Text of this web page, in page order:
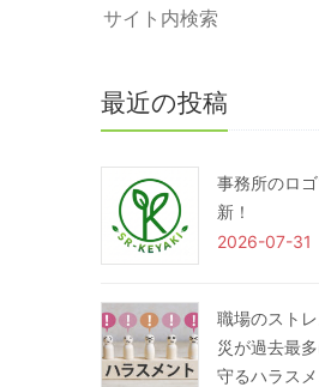
最近の投稿
事務所のロ
新！
2026-07-31
職場のスト
災が過去最
守るハラス